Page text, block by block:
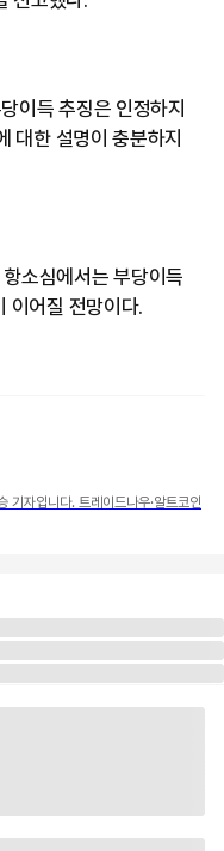
이득 추징은 인정하지
대한 설명이 충분하지
소심에서는 부당이득
이어질 전망이다.
기자입니다. 트레이드나우·알트코인